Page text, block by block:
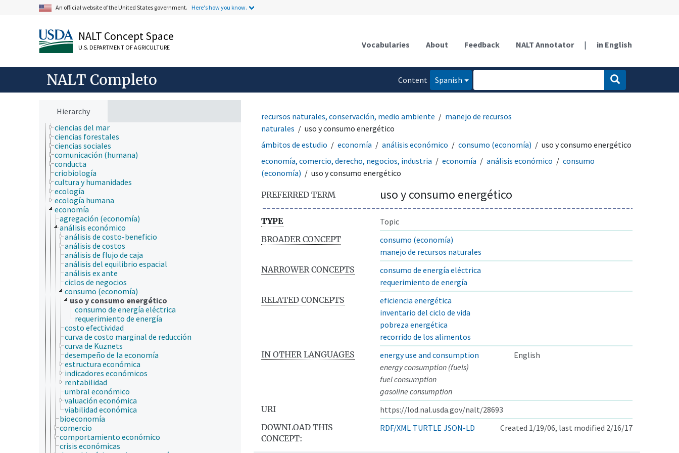
An official website of the United States government. Here's how you know.
NALT Concept Space
U.S. DEPARTMENT OF AGRICULTURE Vocabularies About Feedback NALT Annotator | in English
NALT Completo
Content
Spanish
Hierarchy
botánica
ciencia ambiental
ciencia animal
ciencia de la información
ciencia de la nutrición
ciencia de las malezas
ciencia de los materiales
ciencia del sistema terrestre
ciencia del suelo
ciencia y tecnología geoespaciales
ciencias atmosféricas
ciencias del mar
ciencias forestales
ciencias sociales
comunicación (humana)
conducta
criobiología
cultura y humanidades
ecología
ecología humana
economía
agregación (economía)
análisis económico
análisis de costo-beneficio
análisis de costos
análisis de flujo de caja
análisis del equilibrio espacial
análisis ex ante
ciclos de negocios
consumo (economía)
uso y consumo energético
consumo de energía eléctrica
requerimiento de energía
costo efectividad
curva de costo marginal de reducción
curva de Kuznets
desempeño de la economía
estructura económica
indicadores económicos
rentabilidad
umbral económico
valuación económica
viabilidad económica
bioeconomía
comercio
comportamiento económico
crisis económicas
recursos naturales, conservación, medio ambiente
manejo de recursos
naturales
uso y consumo energético
ámbitos de estudio
economía análisis económico consumo (economía)
uso y consumo energético
economía, comercio, derecho, negocios, industria
economía análisis económico
consumo
(economía)
uso y consumo energético
PREFERRED TERM uso y consumo energético
TYPE
Topic
BROADER CONCEPT
consumo (economía)
manejo de recursos naturales
NARROWER CONCEPTS
consumo de energía eléctrica
requerimiento de energía
RELATED CONCEPTS
eficiencia energética
inventario del ciclo de vida
pobreza energética
recorrido de los alimentos
IN OTHER LANGUAGES
energy use and consumption
English
energy consumption (fuels)
fuel consumption
gasoline consumption
URI
https://lod.nal.usda.gov/nalt/28693
DOWNLOAD THIS
CONCEPT:
RDF/XML TURTLE JSON-LD Created 1/19/06, last modified 2/16/17